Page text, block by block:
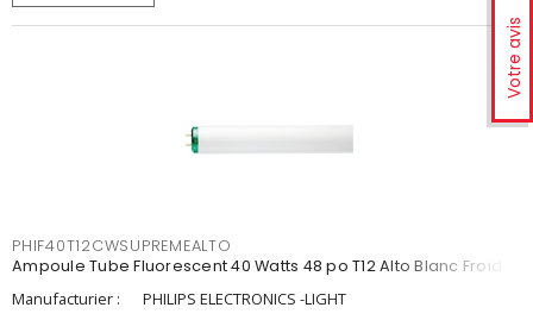
Votre avis
PHIF40T12CWSUPREMEALTO
Ampoule Tube Fluorescent 40 Watts 48 po T12 Alto Blanc Froid
Manufacturier :
PHILIPS ELECTRONICS -LIGHT